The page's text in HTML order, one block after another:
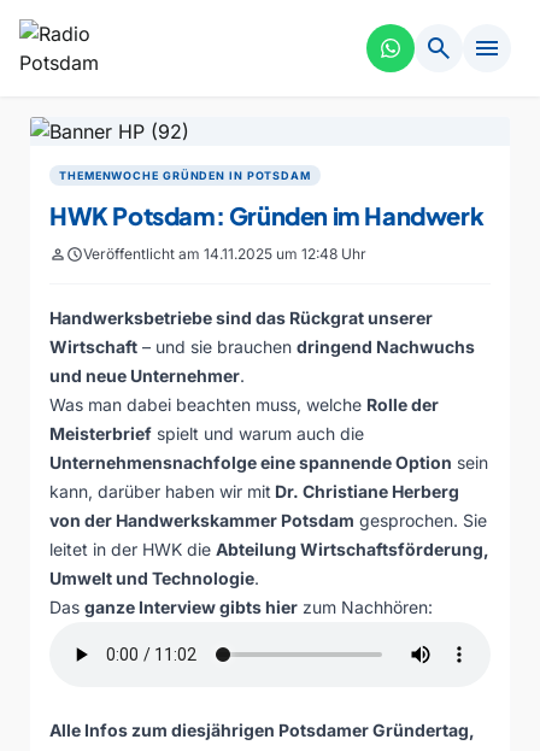
search menu
THEMENWOCHE GRÜNDEN IN POTSDAM
HWK Potsdam: Gründen im Handwerk
personscheduleVeröffentlicht am 14.11.2025 um 12:48 Uhr
Handwerksbetriebe sind das Rückgrat unserer
Wirtschaft – und sie brauchen dringend Nachwuchs
und neue Unternehmer.
Was man dabei beachten muss, welche Rolle der
Meisterbrief spielt und warum auch die
Unternehmensnachfolge eine spannende Option sein
kann, darüber haben wir mit Dr. Christiane Herberg
von der Handwerkskammer Potsdam gesprochen. Sie
leitet in der HWK die Abteilung Wirtschaftsförderung,
Umwelt und Technologie.
Das ganze Interview gibts hier zum Nachhören:
Alle Infos zum diesjährigen Potsdamer Gründertag,